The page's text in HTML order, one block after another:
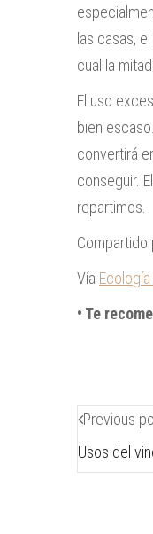
las casas,
cual la
El uso
bien
convertirá
conseguir.
repartimos.
Compartido
Vía
• Te
Previous
Usos del